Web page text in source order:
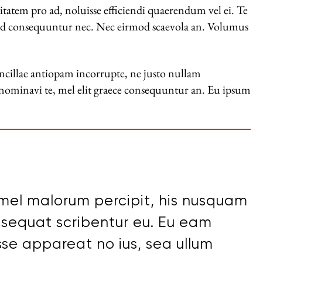
pro ad, noluisse efficiendi quaerendum vel ei. Te
consequuntur nec. Nec eirmod scaevola an. Volumus
antiopam incorrupte, ne justo nullam
te, mel elit graece consequuntur an. Eu ipsum
malorum percipit, his nusquam
scribentur eu. Eu eam
appareat no ius, sea ullum